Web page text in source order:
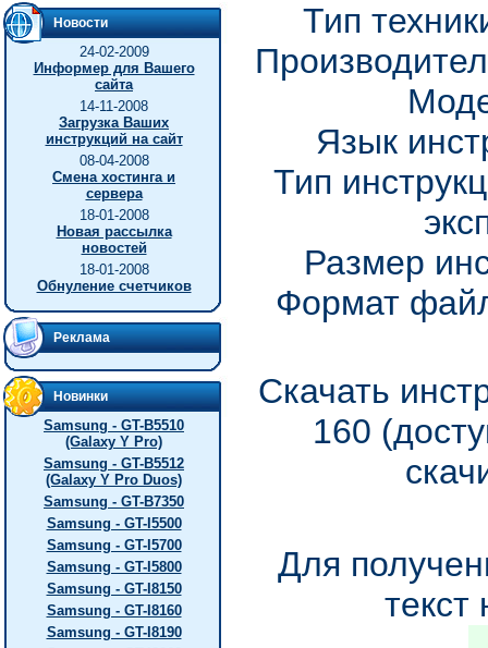
Новости
24-02-2009
Информер для Вашего
сайта
14-11-2008
Загрузка Ваших
инструкций на сайт
08-04-2008
Смена хостинга и
сервера
18-01-2008
Новая рассылка
новостей
18-01-2008
Обнуление счетчиков
Реклама
Новинки
Samsung - GT-B5510
(Galaxy Y Pro)
Samsung - GT-B5512
(Galaxy Y Pro Duos)
Samsung - GT-B7350
Samsung - GT-I5500
Samsung - GT-I5700
Samsung - GT-I5800
Samsung - GT-I8150
Samsung - GT-I8160
Samsung - GT-I8190
Тип
Язык
Тип
Размер
Формат
Скачать
160
Для
текст